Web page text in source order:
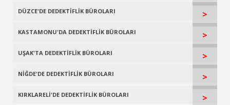
DÜZCE'DE DEDEKTİFLİK BÜROLARI >
KASTAMONU'DA DEDEKTİFLİK BÜROLARI >
UŞAK'TA DEDEKTİFLİK BÜROLARI >
NİĞDE'DE DEDEKTİFLİK BÜROLARI >
KIRKLARELİ'DE DEDEKTİFLİK BÜROLARI >